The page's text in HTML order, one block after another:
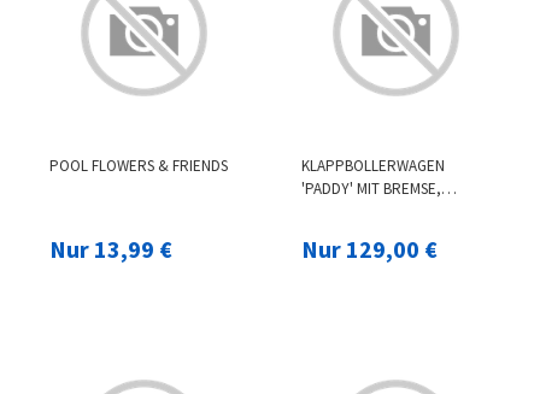
POOL FLOWERS & FRIENDS
Nur 13,99 €
KLAPPBOLLERWAGEN
'PADDY' MIT BREMSE,
Nur 129,00 €